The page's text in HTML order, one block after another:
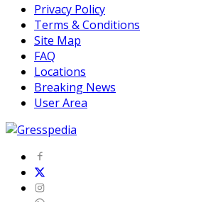
Privacy Policy
Terms & Conditions
Site Map
FAQ
Locations
Breaking News
User Area